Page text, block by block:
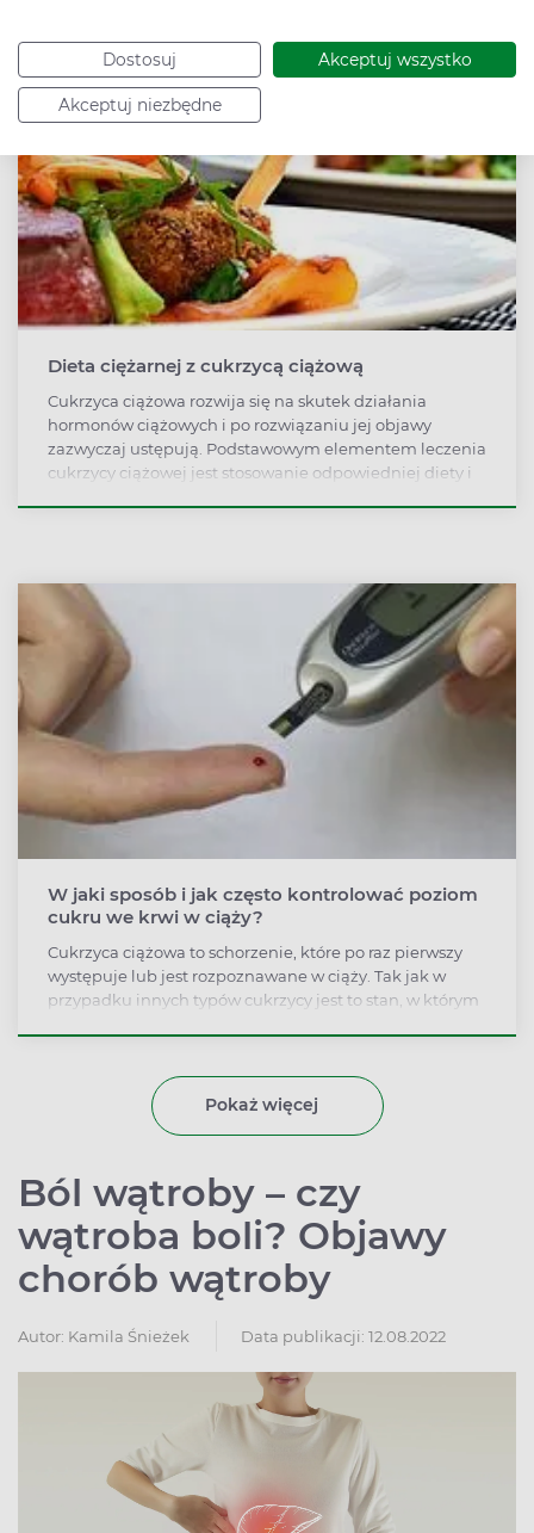
Dostosuj Akceptuj wszystko
Akceptuj niezbędne
Dieta ciężarnej z cukrzycą ciążową
Cukrzyca ciążowa rozwija się na skutek działania
hormonów ciążowych i po rozwiązaniu jej objawy
zazwyczaj ustępują. Podstawowym elementem leczenia
cukrzycy ciążowej jest stosowanie odpowiedniej diety i
W jaki sposób i jak często kontrolować poziom
cukru we krwi w ciąży?
Cukrzyca ciążowa to schorzenie, które po raz pierwszy
występuje lub jest rozpoznawane w ciąży. Tak jak w
przypadku innych typów cukrzycy jest to stan, w którym
Pokaż więcej
Ból wątroby – czy
wątroba boli? Objawy
chorób wątroby
Autor: Kamila Śnieżek Data publikacji: 12.08.2022